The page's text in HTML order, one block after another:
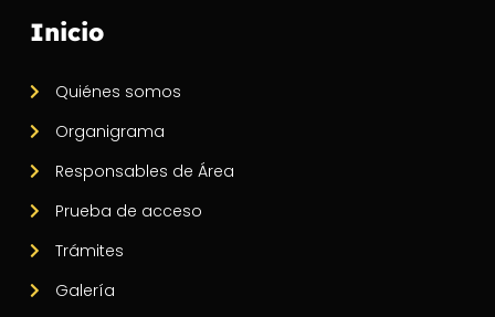
Inicio
Quiénes somos
Organigrama
Responsables de Área
Prueba de acceso
Trámites
Galería